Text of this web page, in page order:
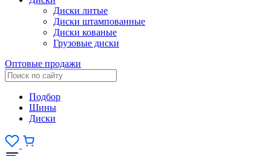
Диски литые
Диски штампованные
Диски кованые
Грузовые диски
Оптовые продажи
Подбор
Шины
Диски